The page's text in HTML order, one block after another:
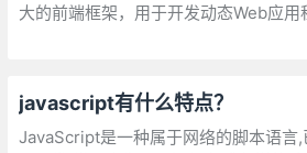
大的前端框架，用于开发动态Web应
哪些特点？数据的双向绑定这可能是
javascript有什么特点？
JavaScript是一种属于网络的脚本语言